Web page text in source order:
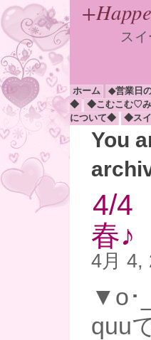
ス
ホーム ◆営業日
◆
◆こむこむ♡
について◆
◆ス
You
4/4
春♪
4月 4,
▼o･
quu